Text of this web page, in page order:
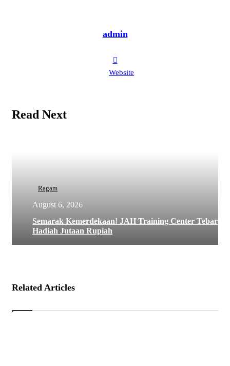
admin
Website
Read Next
Ragam
August 6, 2026
Semarak Kemerdekaan! JAH Training Center Tebar
Hadiah Jutaan Rupiah
Related Articles